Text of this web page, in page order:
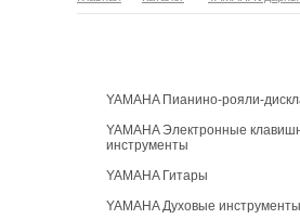
YAMAHA Пианино-рояли-
YAMAHA Электронные
инструменты
YAMAHA Гитары
YAMAHA Духовые инструменты